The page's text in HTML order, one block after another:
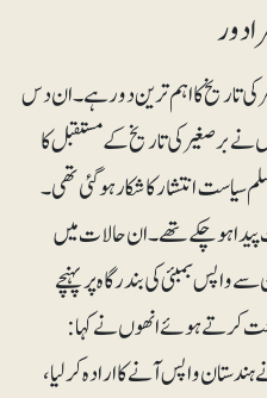
دور
برصغیر کی تاریخ کا اہم ترین دور ہے۔ ان دس
برصغیر کی تاریخ کے مستقبل کا
سیاست انتشار کا شکار ہوگئی تھی۔
پیدا ہوچکے تھے۔ ان حالات میں
۱۹۳۴ء کو انگلستان سے واپس بمبئی کی بندرگاہ پر پہنچے
کرتے ہوئے انھوں نے کہا:
واپس آنے کا ارادہ کرلیا،